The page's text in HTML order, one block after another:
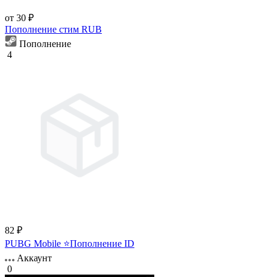
от 30 ₽
Пополнение стим RUB
Пополнение
4
82 ₽
PUBG Mobile ⭐Пополнение ID
Аккаунт
0